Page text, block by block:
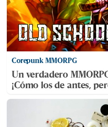
Corepunk MMORPG
Un verdadero
¡Cómo los de antes,